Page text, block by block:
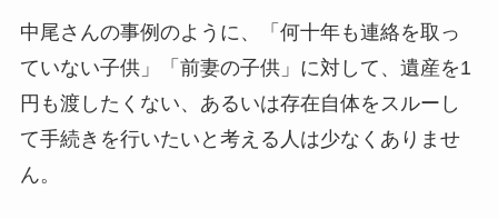
中尾さんの事例のように、「何十年も連絡を取っ
ていない子供」「前妻の子供」に対して、遺産を1
円も渡したくない、あるいは存在自体をスルーし
て手続きを行いたいと考える人は少なくありませ
ん。